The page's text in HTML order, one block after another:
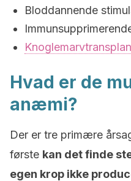
Bloddannende
Hvad er de
anæmi?
Der er tre primære
første kan det finde
egen krop ikke